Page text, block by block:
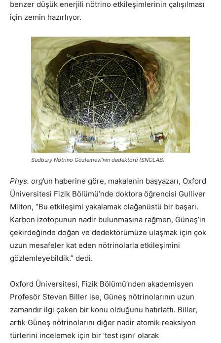
benzer düşük enerjili nötrino etkileşimlerinin çalışılması
için zemin hazırlıyor.
Sudbury Nötrino Gözlemevi’nin dedektörü (SNOLAB)
Phys. org’un haberine göre, makalenin başyazarı, Oxford
Üniversitesi Fizik Bölümü’nde doktora öğrencisi Gulliver
Milton, “Bu etkileşimi yakalamak olağanüstü bir başarı.
Karbon izotopunun nadir bulunmasına rağmen, Güneş’in
çekirdeğinde doğan ve dedektörümüze ulaşmak için çok
uzun mesafeler kat eden nötrinolarla etkileşimini
gözlemleyebildik.” dedi.
Oxford Üniversitesi, Fizik Bölümü’nden akademisyen
Profesör Steven Biller ise, Güneş nötrinolarının uzun
zamandır ilgi çeken bir konu olduğunu hatırlattı. Biller,
artık Güneş nötrinolarını diğer nadir atomik reaksiyon
türlerini incelemek için bir ‘test ışını’ olarak